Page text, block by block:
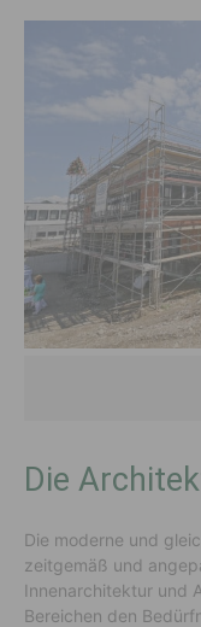
Die
Die moderne und
zeitgemäß und
Innenarchitektur und
Bereichen den